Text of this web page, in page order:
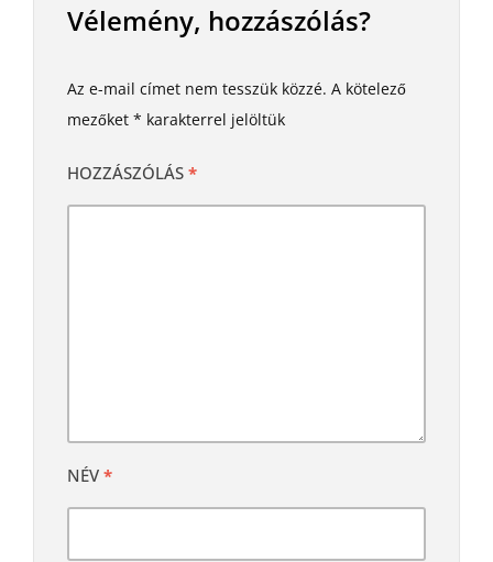
Vélemény, hozzászólás?
Az e-mail címet nem tesszük közzé. A kötelező
mezőket * karakterrel jelöltük
HOZZÁSZÓLÁS *
NÉV *